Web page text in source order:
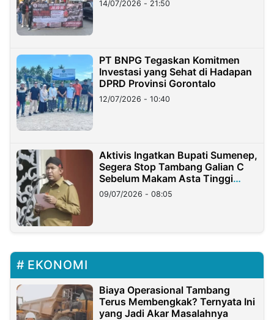
14/07/2026 - 21:50
PT BNPG Tegaskan Komitmen
Investasi yang Sehat di Hadapan
DPRD Provinsi Gorontalo
12/07/2026 - 10:40
Aktivis Ingatkan Bupati Sumenep,
Segera Stop Tambang Galian C
Sebelum Makam Asta Tinggi
Longsor
09/07/2026 - 08:05
EKONOMI
Biaya Operasional Tambang
Terus Membengkak? Ternyata Ini
yang Jadi Akar Masalahnya